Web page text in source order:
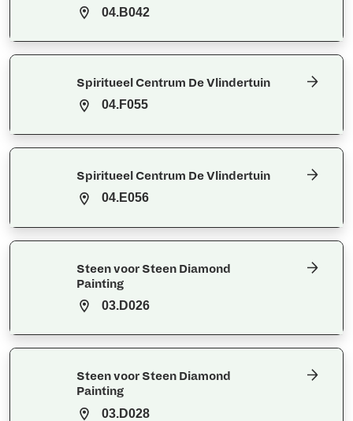
04.B042
Spiritueel Centrum De Vlindertuin
04.F055
Spiritueel Centrum De Vlindertuin
04.E056
Steen voor Steen Diamond
Painting
03.D026
Steen voor Steen Diamond
Painting
03.D028